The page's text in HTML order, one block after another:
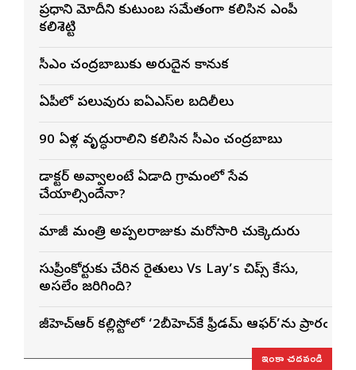
ప్రధాని మోదీని కుటుంబ సమేతంగా కలిసిన ఎంపీ
కలిశెట్టి
సీఎం చంద్రబాబుకు అరుదైన కానుక
ఏపీలో పలువురు ఐఏఎస్‌ల బదిలీలు
90 ఏళ్ల వృద్ధురాలిని కలిసిన సీఎం చంద్రబాబు
డాక్టర్ అవ్వాలంటే ఏడాది గ్రామంలో సేవ
చేయాల్సిందేనా?
మాజీ మంత్రి అప్పలరాజుకు మరోసారి చుక్కెదురు
సుప్రీంకోర్టుకు చేరిన రైతులు Vs Lay’s చిప్స్‌ కేసు,
అసలేం జరిగింది?
జీహెచ్ఆర్ కల్లిస్టోలో ‘2బీహెచ్‌కే ఫ్రీడమ్ ఆఫర్’ను
ఇంకా చదవండి